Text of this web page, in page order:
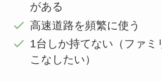
がある
高速道路を頻繁に使う
1台しか持てない（ファミ
こなしたい）